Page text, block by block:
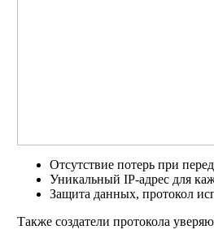
Отсутствие потерь при
Уникальный IP-адрес для
Защита данных, протокол
Также создатели протокола